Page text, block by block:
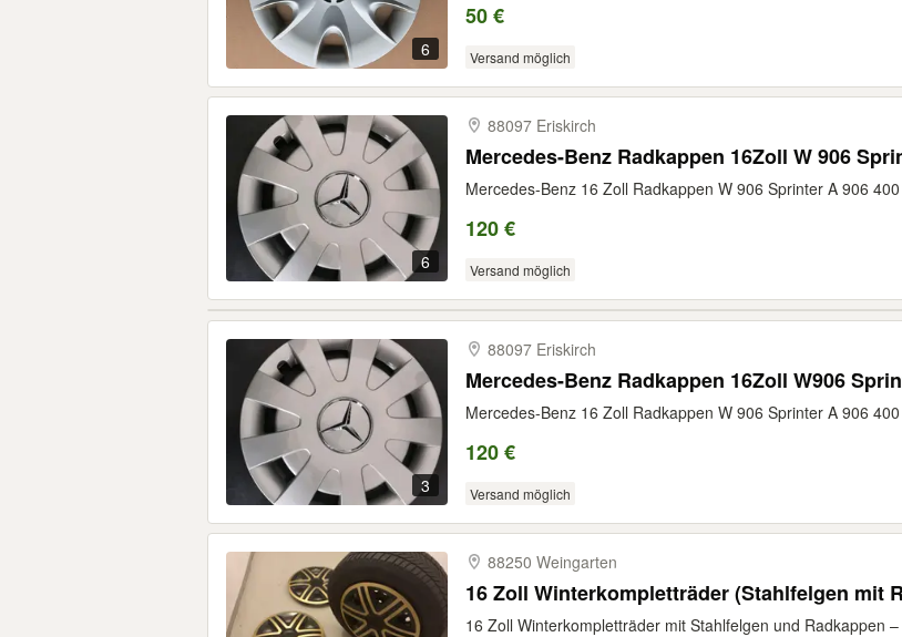
6
50 €
Versand möglich
6
88097 Eriskirch
Mercedes-Benz Radkappen 16Zoll W 906
Mercedes-Benz 16 Zoll Radkappen W 906 Sprinter A 906
120 €
Versand möglich
3
88097 Eriskirch
Mercedes-Benz Radkappen 16Zoll W906
Mercedes-Benz 16 Zoll Radkappen W 906 Sprinter A 906
120 €
Versand möglich
88250 Weingarten
16 Zoll Winterkompletträder (Stahlfelgen mit
16 Zoll Winterkompletträder mit Stahlfelgen und Radkappen